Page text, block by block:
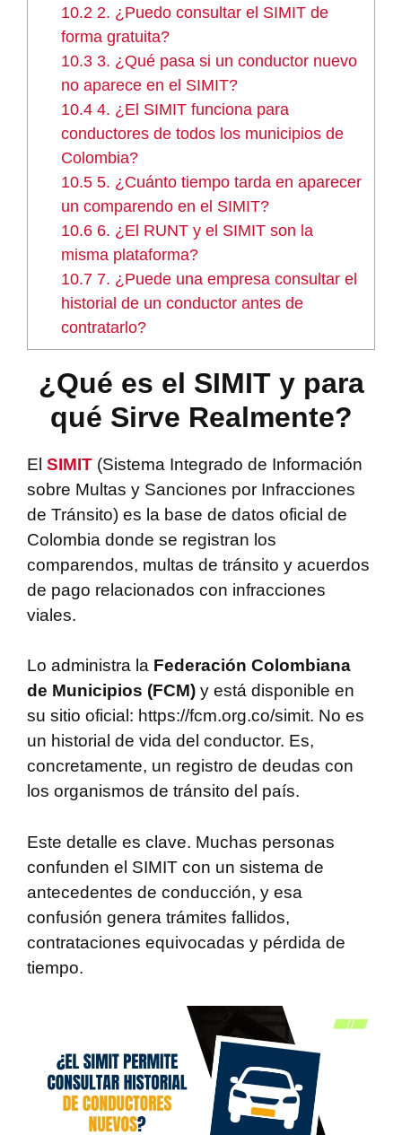
10.2 2. ¿Puedo consultar el SIMIT de
forma gratuita?
10.3 3. ¿Qué pasa si un conductor nuevo
no aparece en el SIMIT?
10.4 4. ¿El SIMIT funciona para
conductores de todos los municipios de
Colombia?
10.5 5. ¿Cuánto tiempo tarda en aparecer
un comparendo en el SIMIT?
10.6 6. ¿El RUNT y el SIMIT son la
misma plataforma?
10.7 7. ¿Puede una empresa consultar el
historial de un conductor antes de
contratarlo?
¿Qué es el SIMIT y para
qué Sirve Realmente?
El SIMIT (Sistema Integrado de Información
sobre Multas y Sanciones por Infracciones
de Tránsito) es la base de datos oficial de
Colombia donde se registran los
comparendos, multas de tránsito y acuerdos
de pago relacionados con infracciones
viales.
Lo administra la Federación Colombiana
de Municipios (FCM) y está disponible en
su sitio oficial: https://fcm.org.co/simit. No es
un historial de vida del conductor. Es,
concretamente, un registro de deudas con
los organismos de tránsito del país.
Este detalle es clave. Muchas personas
confunden el SIMIT con un sistema de
antecedentes de conducción, y esa
confusión genera trámites fallidos,
contrataciones equivocadas y pérdida de
tiempo.